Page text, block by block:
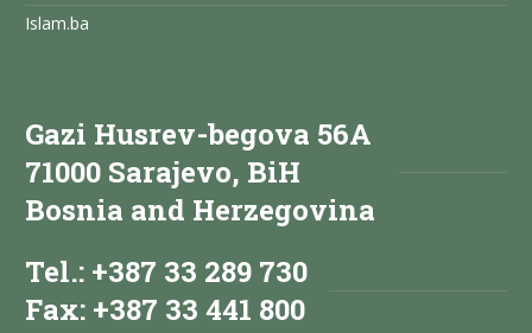
Islam.ba
Gazi Husrev-begova 56A
71000 Sarajevo, BiH
Bosnia and Herzegovina
Tel.: +387 33 289 730
Fax: +387 33 441 800